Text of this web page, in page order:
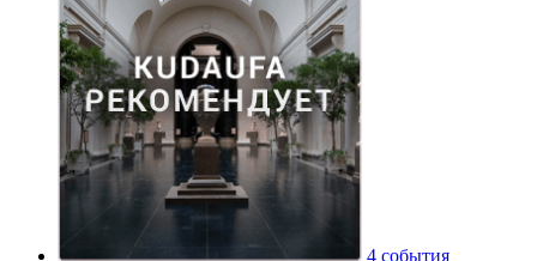
4 события